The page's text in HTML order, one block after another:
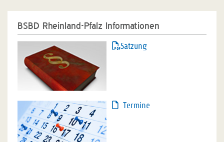
BSBD Rheinland-Pfalz Informationen
Satzung
Termine